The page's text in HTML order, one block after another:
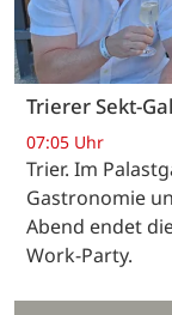
Trierer Sekt-
07:05 Uhr
Trier. Im
Gastronomie
Abend endet
Work-Party.